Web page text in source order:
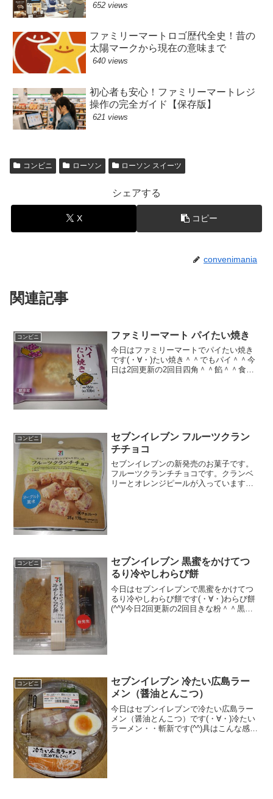
652 views
ファミリーマートロゴ歴代全史！昔の
太陽マークから現在の意味まで
640 views
初心者も安心！ファミリーマートレジ
操作の完全ガイド【保存版】
621 views
コンビニ ローソン ローソン スイーツ
シェアする
X コピー
convenimania
関連記事
コンビニ ファミリーマート パイたい焼き
今日はファミリーマートでパイたい焼き
です(・∀・)たい焼き＾＾でもパイ＾＾今
日は2回更新の2回目四角＾＾餡＾＾食べ
コンビニ
セブンイレブン フルーツクラン
チチョコ
セブンイレブンの新発売のお菓子です。
フルーツクランチチョコです。クランベ
リーとオレンジピールが入っています。
コンビニ
セブンイレブン 黒蜜をかけてつ
るり冷やしわらび餅
今日はセブンイレブンで黒蜜をかけてつ
るり冷やしわらび餅です(・∀・)わらび餅
(^^)/今日2回更新の2回目きな粉＾＾黒蜜
コンビニ
セブンイレブン 冷たい広島ラー
メン（醤油とんこつ）
今日はセブンイレブンで冷たい広島ラー
メン（醤油とんこつ）です(・∀・)冷たい
ラーメン・・斬新です(^^)具はこんな感じ